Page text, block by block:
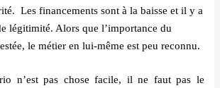
é.Les financements sont à la baisse et il y a
légitimité. Alors que l’importance du
ée, le métier en lui-même est peu reconnu.
n’est pas chose facile, il ne faut pas le